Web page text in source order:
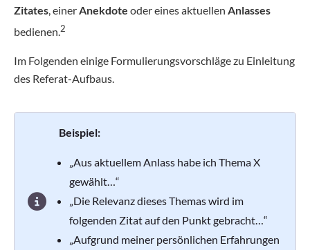
Zitates, einerAnekdote oder eines aktuellen Anlasses
bedienen.2
Im Folgenden einige Formulierungsvorschläge zu Einleitung
des Referat-Aufbaus.
Beispiel:
„Aus aktuellem Anlass habe ich Thema X
gewählt…“
„Die Relevanz dieses Themas wird im
folgenden Zitat auf den Punkt gebracht…“
„Aufgrund meiner persönlichen Erfahrungen